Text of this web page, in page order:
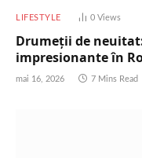
LIFESTYLE 0 Views
Drumeții de
impresionante în
mai 16, 2026 7 Mins Read